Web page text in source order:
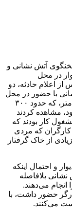
آتش نشانی و
در محل
از اعلام حادثه، دو
با حضور در محل
حادثه که قطعه زمینی به وسعت بیش از ۴۰۰ متر، که حدود ۳۰۰
شده بود، مشاهده کردند
کار بودند که
که مردی
زیادی از خاک گرفتار
و احتمال اینکه
بلافاصله
می‌دهند.
حضور داشت، با
می‌کنند.